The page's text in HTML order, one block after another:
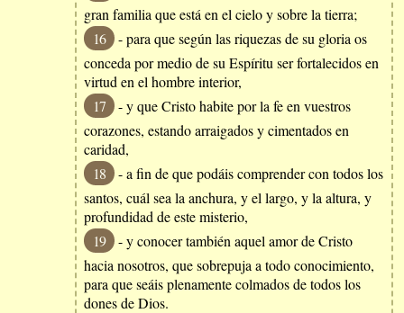
gran familia que está en el cielo y sobre la tierra;
16
- para que según las riquezas de su gloria os
conceda por medio de su Espíritu ser fortalecidos en
virtud en el hombre interior,
17
- y que Cristo habite por la fe en vuestros
corazones, estando arraigados y cimentados en
caridad,
18
- a fin de que podáis comprender con todos los
santos, cuál sea la anchura, y el largo, y la altura, y
profundidad de este misterio,
19
- y conocer también aquel amor de Cristo
hacia nosotros, que sobrepuja a todo conocimiento,
para que seáis plenamente colmados de todos los
dones de Dios.